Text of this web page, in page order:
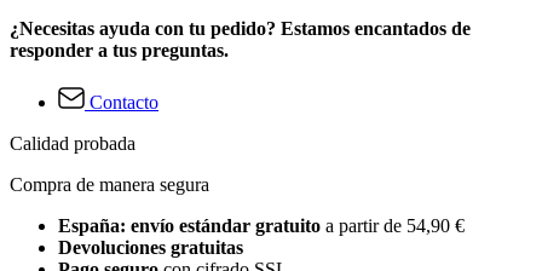
¿Necesitas ayuda con tu pedido? Estamos encantados de
responder a tus preguntas.
Contacto
Calidad probada
Compra de manera segura
España: envío estándar gratuito a partir de 54,90 €
Devoluciones gratuitas